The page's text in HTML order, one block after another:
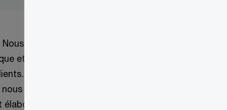
avons
et la
Tout
avons
une